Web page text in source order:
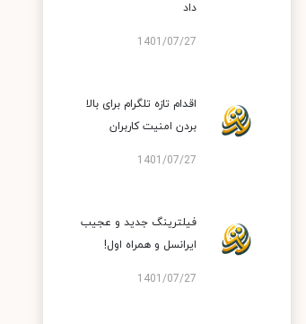
داد
1401/07/27
اقدام تازه تلگرام برای بالا
بردن امنیت کاربران
1401/07/27
فیلترینگ جدید و عجیب
ایرانسل و همراه اول!
1401/07/27